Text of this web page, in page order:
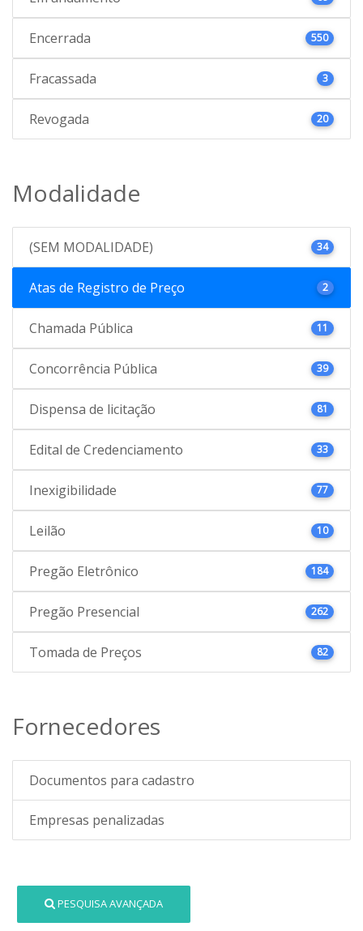
Encerrada 550
Fracassada 3
Revogada 20
Modalidade
(SEM MODALIDADE) 34
Atas de Registro de Preço 2
Chamada Pública 11
Concorrência Pública 39
Dispensa de licitação 81
Edital de Credenciamento 33
Inexigibilidade 77
Leilão 10
Pregão Eletrônico 184
Pregão Presencial 262
Tomada de Preços 82
Fornecedores
Documentos para cadastro
Empresas penalizadas
PESQUISA AVANÇADA